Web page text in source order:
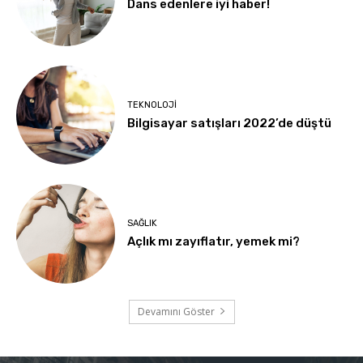
Dans edenlere iyi haber!
TEKNOLOJI
Bilgisayar satışları 2022’de düştü
SAĞLIK
Açlık mı zayıflatır, yemek mi?
Devamını Göster